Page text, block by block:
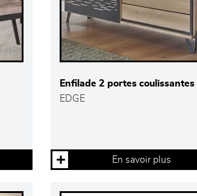
Enfilade 2 portes coulissantes
EDGE
En savoir plus